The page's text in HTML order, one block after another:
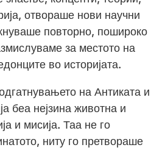
отвораше нови научни
повторно, пошироко
за местото на
во историјата.
на Антиката и
беа нејзина животна и
и мисија. Таа не го
ниту го претвораше